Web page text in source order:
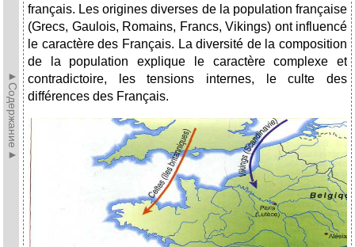
►Содержание►
français. Les origines diverses de la population française
(Grecs, Gaulois, Romains, Francs, Vikings) ont influencé
le caractère des Français. La diversité de la composition
de la population explique le caractère complexe et
contradictoire, les tensions internes, le culte des
différences des Français.